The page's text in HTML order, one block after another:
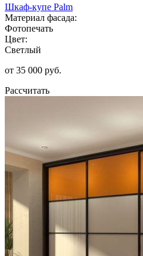
Шкаф-купе Palm
Материал фасада:
Фотопечать
Цвет:
Светлый
от 35 000 руб.
Рассчитать